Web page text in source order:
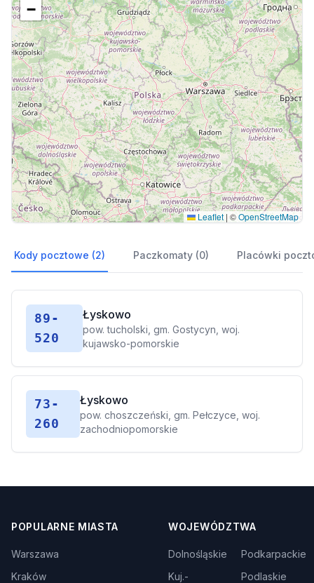
−
Leaflet | ©OpenStreetMap
Kody pocztowe (2) Paczkomaty (0) Placówki
89-
520
Łyskowo
pow. tucholski, gm. Gostycyn, woj.
kujawsko-pomorskie
73-
260
Łyskowo
pow. choszczeński, gm. Pełczyce, woj.
zachodniopomorskie
POPULARNE MIASTA
Warszawa
Kraków
WOJEWÓDZTWA
Dolnośląskie
Kuj.-
Podkarpackie
Podlaskie